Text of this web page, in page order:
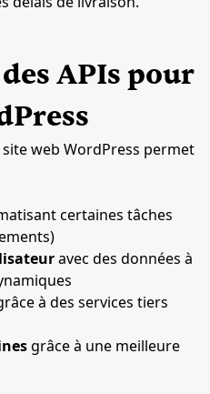
APIs pour
web WordPress permet
certaines tâches
avec des données à
à des services tiers
grâce à une meilleure